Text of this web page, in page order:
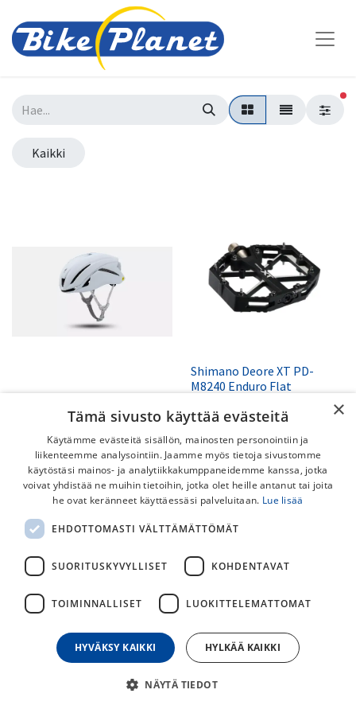
Kaikki
Uuden sukupolven täysin
entistäkin nopeampi, viileämpi
ja mukavampi aerodynaaminen
maantie- ja gravel-kypärä.339,00€
Shimano Deore XT PD-
M8240 Enduro Flat
Shimano DEORE XT PD-M8240
erinomaisen pidon, leveän
kaksikoveran alustan ja
kestävän rakenteen trail- ja
enduroajoon. Kevyet,
huollettavat ja pitkäikäiset
polkimet aktiiviselle
129,00
-26
×
Tämä sivusto käyttää evästeitä
Käytämme evästeitä sisällön, mainosten personointiin ja
liikenteemme analysointiin. Jaamme myös tietoja sivustomme
käytöstäsi mainos- ja analytiikkakumppaneidemme kanssa, jotka
voivat yhdistää ne muihin tietoihin, jotka olet heille antanut tai joita
he ovat keränneet käyttäessäsi palveluitaan. Lue lisää
EHDOTTOMASTI VÄLTTÄMÄTTÖMÄT
SUORITUSKYVYLLISET KOHDENTAVAT
TOIMINNALLISET LUOKITTELEMATTOMAT
HYVÄKSY KAIKKI HYLKÄÄ KAIKKI
NÄYTÄ TIEDOT